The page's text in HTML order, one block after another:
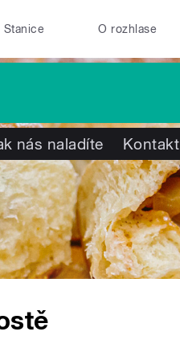
Stanice O rozhlase
nás naladíte Kontakt